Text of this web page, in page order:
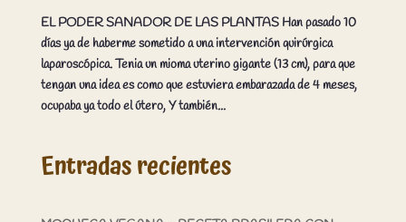
EL PODER SANADOR DE LAS PLANTAS Han pasado 10
días ya de haberme sometido a una intervención quirúrgica
laparoscópica. Tenia un mioma uterino gigante (13 cm), para que
tengan una idea es como que estuviera embarazada de 4 meses,
ocupaba ya todo el útero, Y también...
Entradas recientes